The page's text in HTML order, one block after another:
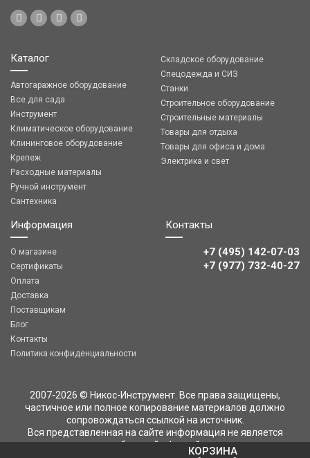
КОРЗИНА
Каталог
Автогаражное оборудование
Все для сада
Инструмент
Климатическое оборудование
Клининговое оборудование
Крепеж
Расходные материалы
Ручной инструмент
Сантехника
Складское оборудование
Спецодежда и СИЗ
Станки
Строительное оборудование
Строительные материалы
Товары для отдыха
Товары для офиса и дома
Электрика и свет
Информация
О магазине
Сертификаты
Оплата
Доставка
Поставщикам
Блог
Контакты
Политика конфиденциальности
Контакты
+7 (495) 142-07-03
‎‎+7 (977) 732-40-27
2007-2026 © Никос-Инструмент. Все права защищены,
частичное или полное копирование материалов должно
сопровождаться ссылкой на источник.
Вся представленная на сайте информация не является
публичной офертой